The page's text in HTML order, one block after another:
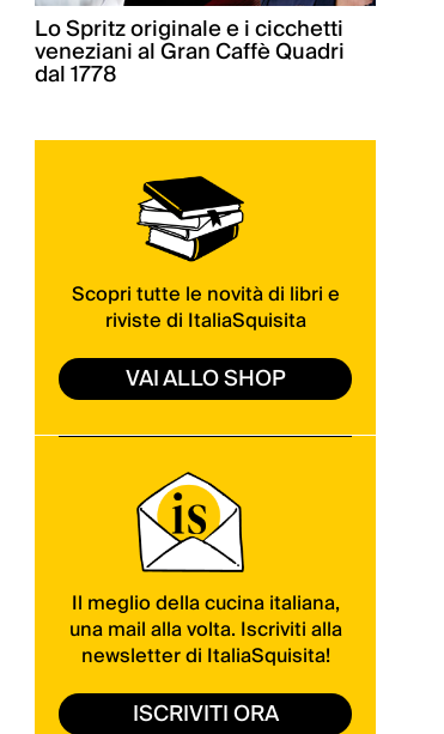
Lo Spritz originale e i cicchetti
veneziani al Gran Caffè Quadri
dal 1778
Scopri tutte le novità di libri e
riviste di ItaliaSquisita
VAI ALLO SHOP
Il meglio della cucina italiana,
una mail alla volta. Iscriviti alla
newsletter di ItaliaSquisita!
ISCRIVITI ORA